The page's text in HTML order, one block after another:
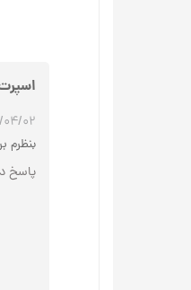
۰۴/
بنظرم
پاسخ